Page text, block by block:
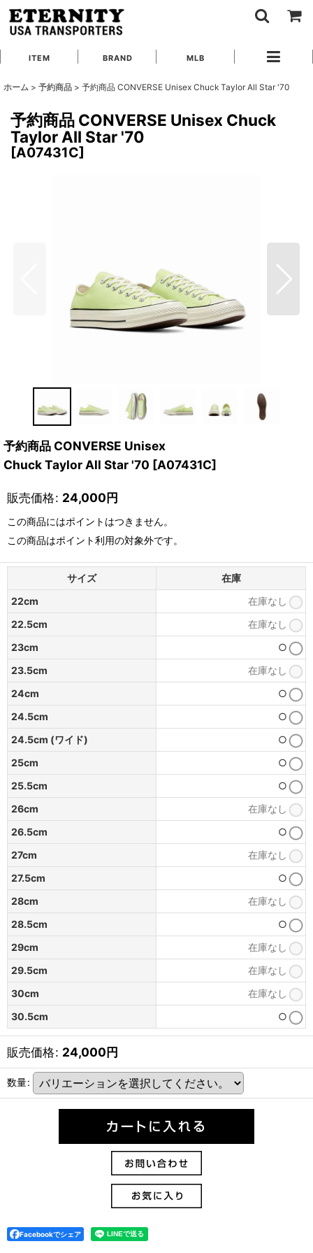
ITEM BRAND MLB
ホーム > 予約商品 > 予約商品 CONVERSE Unisex Chuck Taylor All Star '70
予約商品 CONVERSE Unisex Chuck
Taylor All Star '70
[A07431C]
予約商品 CONVERSE Unisex
Chuck Taylor All Star '70 [A07431C]
販売価格: 24,000円
この商品にはポイントはつきません。
この商品はポイント利用の対象外です。
サイズ
在庫
22cm
在庫なし
22.5cm
在庫なし
23cm
○
23.5cm
在庫なし
24cm
○
24.5cm
○
24.5cm (ワイド)
○
25cm
○
25.5cm
○
26cm
在庫なし
26.5cm
○
27cm
在庫なし
27.5cm
○
28cm
在庫なし
28.5cm
○
29cm
在庫なし
29.5cm
在庫なし
30cm
在庫なし
30.5cm
○
販売価格: 24,000円
数量:
Facebookでシェア